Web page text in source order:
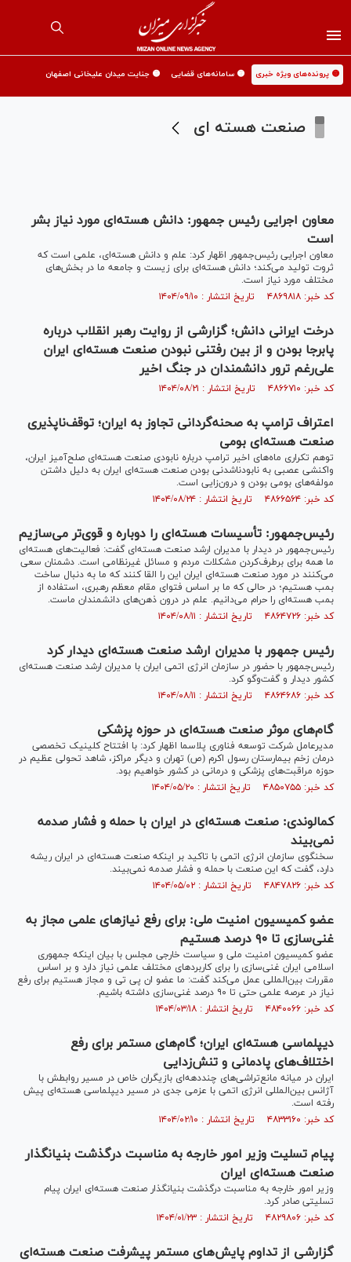
🟡 پرونده‌های ویژه خبری 🟡 سامانه‌های قضایی 🟡 جنایت میدان علیخانی اصفهان
صنعت هسته ای
معاون اجرایی رئیس جمهور: دانش هسته‌ای مورد نیاز بشر
است
معاون اجرایی رئیس‌جمهور اظهار کرد: علم و دانش هسته‌ای، علمی است که
ثروت تولید می‌کند؛ دانش هسته‌ای برای زیست و جامعه ما در بخش‌های
مختلف مورد نیاز است.
کد خبر: ۴۸۶۹۸۱۸ تاریخ انتشار : ۱۴۰۴/۰۹/۱۰
درخت ایرانی دانش؛ گزارشی از روایت رهبر انقلاب درباره
پابرجا بودن و از بین رفتنی نبودن صنعت هسته‌ای ایران
علی‌رغم ترور دانشمندان در جنگ اخیر
کد خبر: ۴۸۶۶۷۱۰ تاریخ انتشار : ۱۴۰۴/۰۸/۲۱
اعتراف ترامپ به صحنه‌گردانی تجاوز به ایران؛ توقف‌ناپذیری
صنعت هسته‌ای بومی
توهم تکراری ماه‌های اخیر ترامپ درباره نابودی صنعت هسته‌ای صلح‌آمیز ایران،
واکنشی عصبی به نابودناشدنی بودن صنعت هسته‌ای ایران به دلیل داشتن
مولفه‌های بومی بودن و درون‌زایی است.
کد خبر: ۴۸۶۶۵۶۴ تاریخ انتشار : ۱۴۰۴/۰۸/۲۴
رئیس‌جمهور: تأسیسات هسته‌ای را دوباره و قوی‌تر می‌سازیم
رئیس‌جمهور در دیدار با مدیران ارشد صنعت هسته‌ای گفت: فعالیت‌های هسته‌ای
ما همه برای برطرف‌کردن مشکلات مردم و مسائل غیرنظامی است. دشمنان سعی
می‌کنند در مورد صنعت هسته‌ای ایران این را القا کنند که ما به دنبال ساخت
بمب هستیم؛ در حالی که ما بر اساس فتوای مقام معظم رهبری، استفاده از
بمب هسته‌ای را حرام می‌دانیم. علم در درون ذهن‌های دانشمندان ماست.
کد خبر: ۴۸۶۴۷۲۶ تاریخ انتشار : ۱۴۰۴/۰۸/۱۱
رئیس جمهور با مدیران ارشد صنعت هسته‌ای دیدار کرد
رئیس‌جمهور با حضور در سازمان انرژی اتمی ایران با مدیران ارشد صنعت هسته‌ای
کشور دیدار و گفت‌و‌گو کرد.
کد خبر: ۴۸۶۴۶۸۶ تاریخ انتشار : ۱۴۰۴/۰۸/۱۱
گام‌های موثر صنعت هسته‌ای در حوزه پزشکی
مدیرعامل شرکت توسعه فناوری پلاسما اظهار کرد: با افتتاح کلینیک تخصصی
درمان زخم بیمارستان رسول اکرم (ص) تهران و دیگر مراکز، شاهد تحولی عظیم در
حوزه مراقبت‌های پزشکی و درمانی در کشور خواهیم بود.
کد خبر: ۴۸۵۰۷۵۵ تاریخ انتشار : ۱۴۰۴/۰۵/۲۰
کمالوندی: صنعت هسته‌ای در ایران با حمله و فشار صدمه
نمی‌بیند
سخنگوی سازمان انرژی اتمی با تاکید بر اینکه صنعت هسته‌ای در ایران ریشه
دارد، گفت که این صنعت با حمله و فشار صدمه نمی‌بیند.
کد خبر: ۴۸۴۷۸۲۶ تاریخ انتشار : ۱۴۰۴/۰۵/۰۲
عضو کمیسیون امنیت ملی: برای رفع نیازهای علمی مجاز به
غنی‌سازی تا ۹۰ درصد هستیم
عضو کمیسیون امنیت ملی و سیاست خارجی مجلس با بیان اینکه جمهوری
اسلامی ایران غنی‌سازی را برای کاربرد‌های مختلف علمی نیاز دارد و بر اساس
مقررات بین‌المللی عمل می‌کند گفت: ما عضو ان پی تی و مجاز هستیم برای رفع
نیاز در عرصه علمی حتی تا ۹۰ درصد غنی‌سازی داشته باشیم.
کد خبر: ۴۸۴۰۰۶۶ تاریخ انتشار : ۱۴۰۴/۰۳/۱۸
دیپلماسی هسته‌ای ایران؛ گام‌های مستمر برای رفع
اختلاف‌های پادمانی و تنش‌زدایی
ایران در میانه مانع‌تراشی‌های چنددهه‌ای بازیگران خاص در مسیر روابطش با
آژانس بین‌المللی انرژی اتمی با عزمی جدی در مسیر دیپلماسی هسته‌ای پیش
رفته است.
کد خبر: ۴۸۳۳۱۶۰ تاریخ انتشار : ۱۴۰۴/۰۲/۱۰
پیام تسلیت وزیر امور خارجه به مناسبت درگذشت بنیانگذار
صنعت هسته‌ای ایران
وزیر امور خارجه به مناسبت درگذشت بنیانگذار صنعت هسته‌ای ایران پیام
تسلیتی صادر کرد.
کد خبر: ۴۸۲۹۸۰۶ تاریخ انتشار : ۱۴۰۴/۰۱/۲۳
گزارشی از تداوم پایش‌های مستمر پیشرفت صنعت هسته‌ای